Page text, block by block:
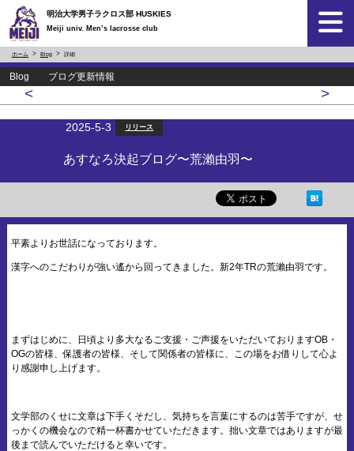
明治大学男子ラクロス部 HUSKIES
Meiji univ. Men’s lacrosse club
ホーム Blog 詳細
Blog ブログ更新情報
< >
2025-5-3 リリース
あすなろ決起ブログ〜荒瀨由羽〜
平素よりお世話になっております。
漢字へのこだわりが強い遙から回ってきました。新2年TRの荒瀨由羽です。
まずはじめに、日頃より多大なるご支援・ご声援をいただいておりますOB・
OGの皆様、保護者の皆様、そして関係者の皆様に、この場をお借りして心よ
り感謝申し上げます。
文学部のくせに文章は下手くそだし、気持ちを言葉にするのは苦手ですが、せ
っかくの機会なので精一杯書かせていただきます。拙い文章ではありますが最
後まで読んでいただけると幸いです。